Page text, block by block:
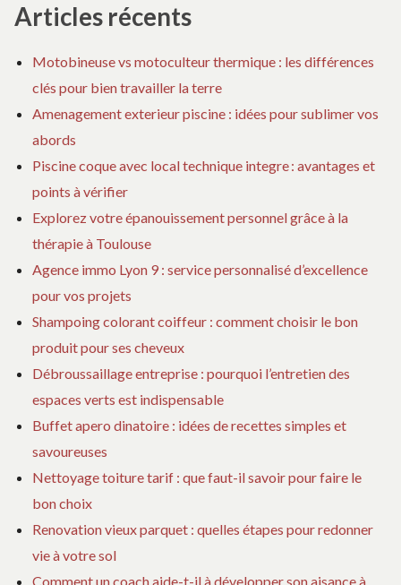
Articles récents
Motobineuse vs motoculteur thermique : les différences
clés pour bien travailler la terre
Amenagement exterieur piscine : idées pour sublimer vos
abords
Piscine coque avec local technique integre : avantages et
points à vérifier
Explorez votre épanouissement personnel grâce à la
thérapie à Toulouse
Agence immo Lyon 9 : service personnalisé d’excellence
pour vos projets
Shampoing colorant coiffeur : comment choisir le bon
produit pour ses cheveux
Débroussaillage entreprise : pourquoi l’entretien des
espaces verts est indispensable
Buffet apero dinatoire : idées de recettes simples et
savoureuses
Nettoyage toiture tarif : que faut-il savoir pour faire le
bon choix
Renovation vieux parquet : quelles étapes pour redonner
vie à votre sol
Comment un coach aide-t-il à développer son aisance à